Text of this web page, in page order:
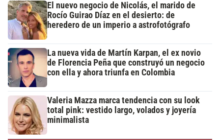
El nuevo negocio de Nicolás, el marido de
Rocío Guirao Díaz en el desierto: de
heredero de un imperio a astrofotógrafo
La nueva vida de Martín Karpan, el ex novio
de Florencia Peña que construyó un negocio
con ella y ahora triunfa en Colombia
Valeria Mazza marca tendencia con su look
total pink: vestido largo, volados y joyería
minimalista